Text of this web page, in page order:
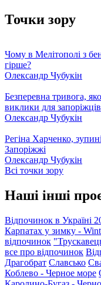
Точки зору
Чому в Мелітополі з
гірше?
Олександр Чубукін
Безперевна тривога,
виклики для запоріжців
Олександр Чубукін
Регіна Харченко,
Запоріжжі
Олександр Чубукін
Всі точки зору
Наші інші
Відпочинок в Україні
Карпатах у зимку -
відпочинок
все про відпочинок
Драгобрат Славсько
Коблево - Черное море